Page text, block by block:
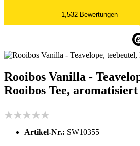
1,532 Bewertungen
Rooibos Vanilla -
Rooibos Tee, aromatisiert
Artikel-Nr.: SW10355